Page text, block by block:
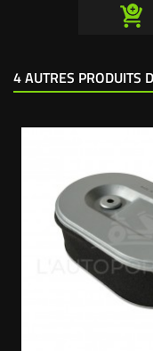
4 AUTRES PRODUITS